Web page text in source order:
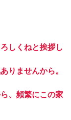
しくねと挨拶し
りませんから。
、頻繁にこの家